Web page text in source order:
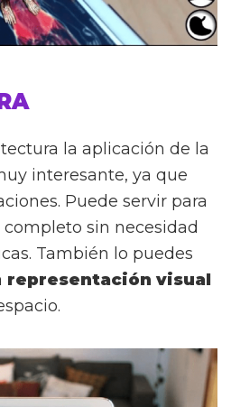
la aplicación de la
interesante, ya que
Puede servir para
completo sin necesidad
También lo puedes
representación visual